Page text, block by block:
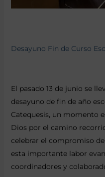
Desayuno Fin de Curso
El pasado 13 de junio se
desayuno de fin de año
Catequesis, un momento
Dios por el camino
celebrar el compromiso
esta importante labor
coordinadores y